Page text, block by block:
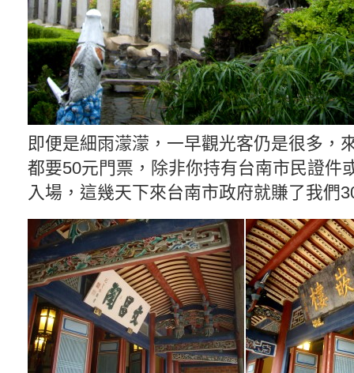
即便是細雨濛濛，一早觀光客仍是很多，
都要50元門票，除非你持有台南市民證件
入場，這幾天下來台南市政府就賺了我們